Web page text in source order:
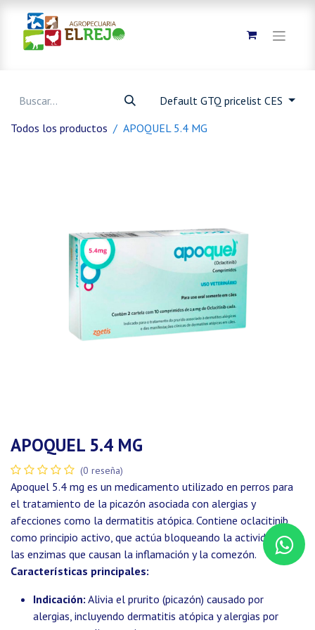
Default GTQ pricelist CES
Todos los productos
APOQUEL 5.4 MG
APOQUEL 5.4 MG
(0 reseña)
Apoquel 5.4 mg es un medicamento utilizado en perros para
el tratamiento de la picazón asociada con alergias y
afecciones como la dermatitis atópica. Contiene oclacitinib
como principio activo, que actúa bloqueando la actividad de
las enzimas que causan la inflamación y la comezón.
Características principales:
Indicación: Alivia el prurito (picazón) causado por
alergias, incluyendo dermatitis atópica y alergias por